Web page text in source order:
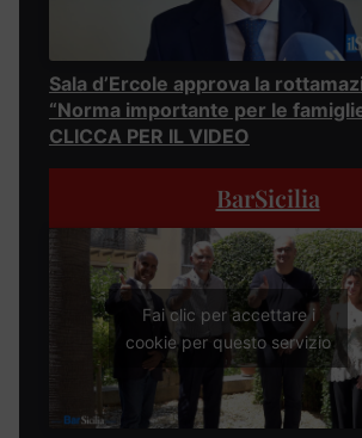
Sala d’Ercole approva la
“Norma importante per le
CLICCA PER IL VIDEO
BarSicilia
Fai clic per accettare i
cookie per questo servizio